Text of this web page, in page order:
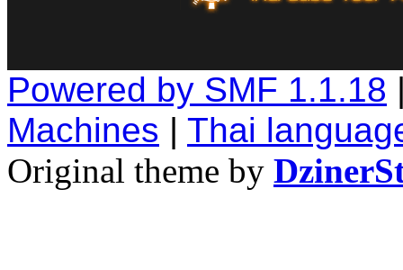
Powered by SMF 1.1.18
Machines | Thai
Original theme by